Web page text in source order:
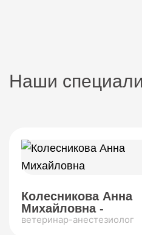
Наши
Колесникова Анна
Михайловна -
ветеринар-анестезиолог